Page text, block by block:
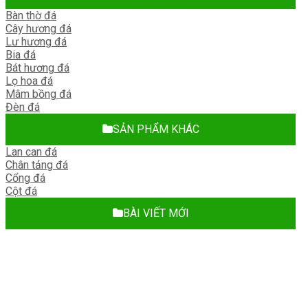
Bàn thờ đá
Cây hương đá
Lư hương đá
Bia đá
Bát hương đá
Lọ hoa đá
Mâm bồng đá
Đèn đá
SẢN PHẨM KHÁC
Lan can đá
Chân tảng đá
Cổng đá
Cột đá
BÀI VIẾT MỚI